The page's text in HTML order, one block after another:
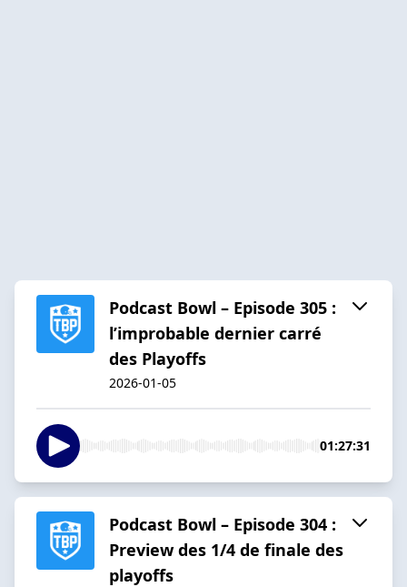
Podcast Bowl – Episode 305 :
l’improbable dernier carré
des Playoffs
2026-01-05
01:27:31
Podcast Bowl – Episode 304 :
Preview des 1/4 de finale des
playoffs